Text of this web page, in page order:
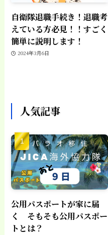
自衛隊退職手続き！退職考
えている方必見！！すごく
簡単に説明します！
2024年3月6日
人気記事
公用パスポートが家に届
く そもそも公用パスポー
トとは？